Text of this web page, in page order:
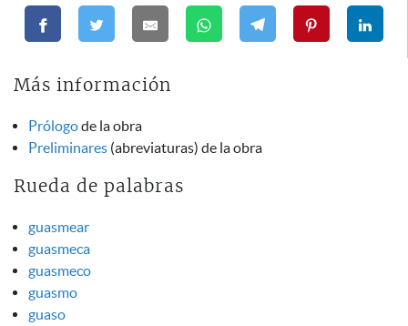
Más información
Prólogode la obra
Preliminares (abreviaturas) de la obra
Rueda de palabras
guasmear
guasmeca
guasmeco
guasmo
guaso